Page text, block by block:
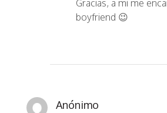
Gracias, a mi me
boyfriend 😉
Anónimo